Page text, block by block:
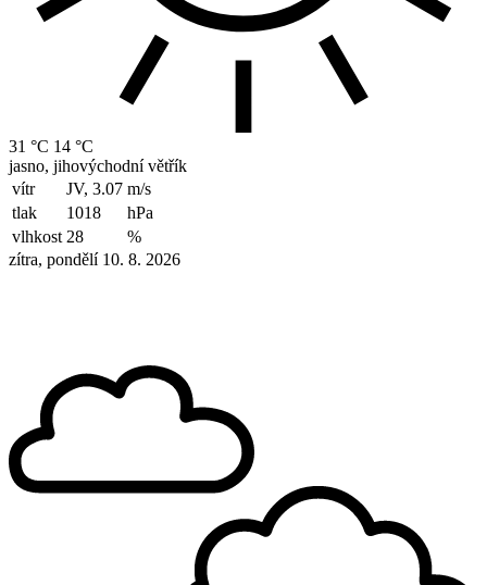
31 °C 14 °C
jasno, jihovýchodní větřík
vítr
JV, 3.07 m/s
tlak
1018
hPa
vlhkost 28
%
zítra, pondělí 10. 8. 2026